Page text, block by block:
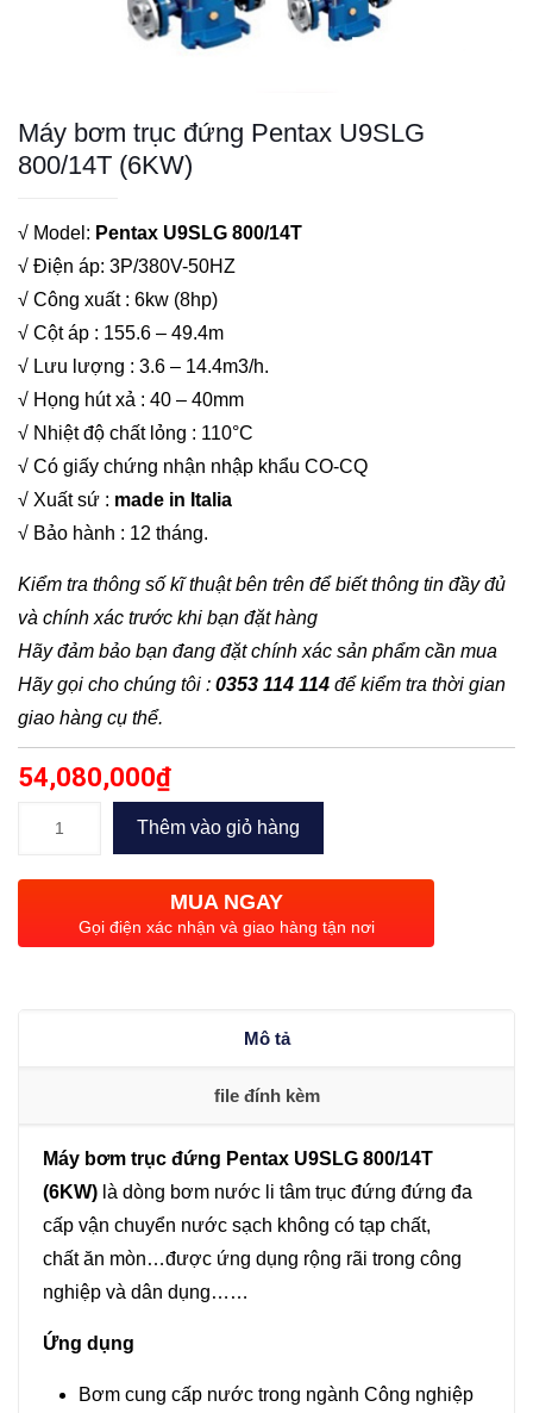
Máy bơm trục đứng Pentax U9SLG
800/14T (6KW)
√ Model: Pentax U9SLG 800/14T
√ Điện áp: 3P/380V-50HZ
√ Công xuất : 6kw (8hp)
√ Cột áp : 155.6 – 49.4m
√ Lưu lượng : 3.6 – 14.4m3/h.
√ Họng hút xả : 40 – 40mm
√ Nhiệt độ chất lỏng : 110°C
√ Có giấy chứng nhận nhập khẩu CO-CQ
√ Xuất sứ : made in Italia
√ Bảo hành : 12 tháng.
Kiểm tra thông số kĩ thuật bên trên để biết thông tin đầy đủ
và chính xác trước khi bạn đặt hàng
Hãy đảm bảo bạn đang đặt chính xác sản phẩm cần mua
Hãy gọi cho chúng tôi : 0353 114 114 để kiểm tra thời gian
giao hàng cụ thể.
54,080,000₫
trục
Pentax
Thêm vào giỏ hàng
MUA NGAY
Gọi điện xác nhận và giao hàng tận nơi
Mô tả
file đính kèm
Máy bơm trục đứng Pentax U9SLG 800/14T
(6KW) là dòng bơm nước li tâm trục đứng đứng đa
cấp vận chuyển nước sạch không có tạp chất,
chất ăn mòn…được ứng dụng rộng rãi trong công
nghiệp và dân dụng……
Ứng dụng
Bơm cung cấp nước trong ngành Công nghiệp